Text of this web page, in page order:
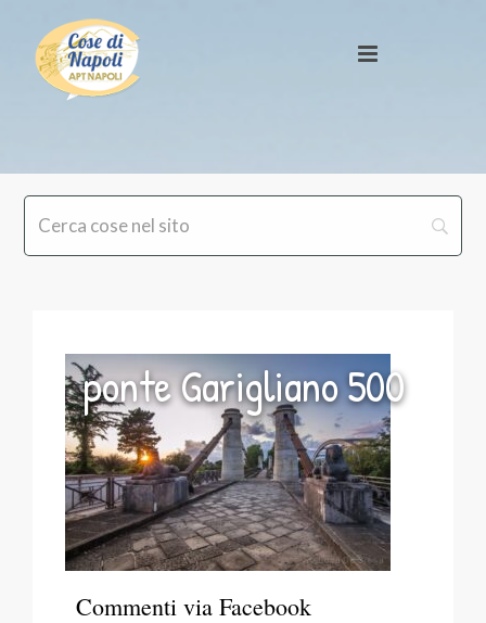
ponte Garigliano 500
Commenti via Facebook